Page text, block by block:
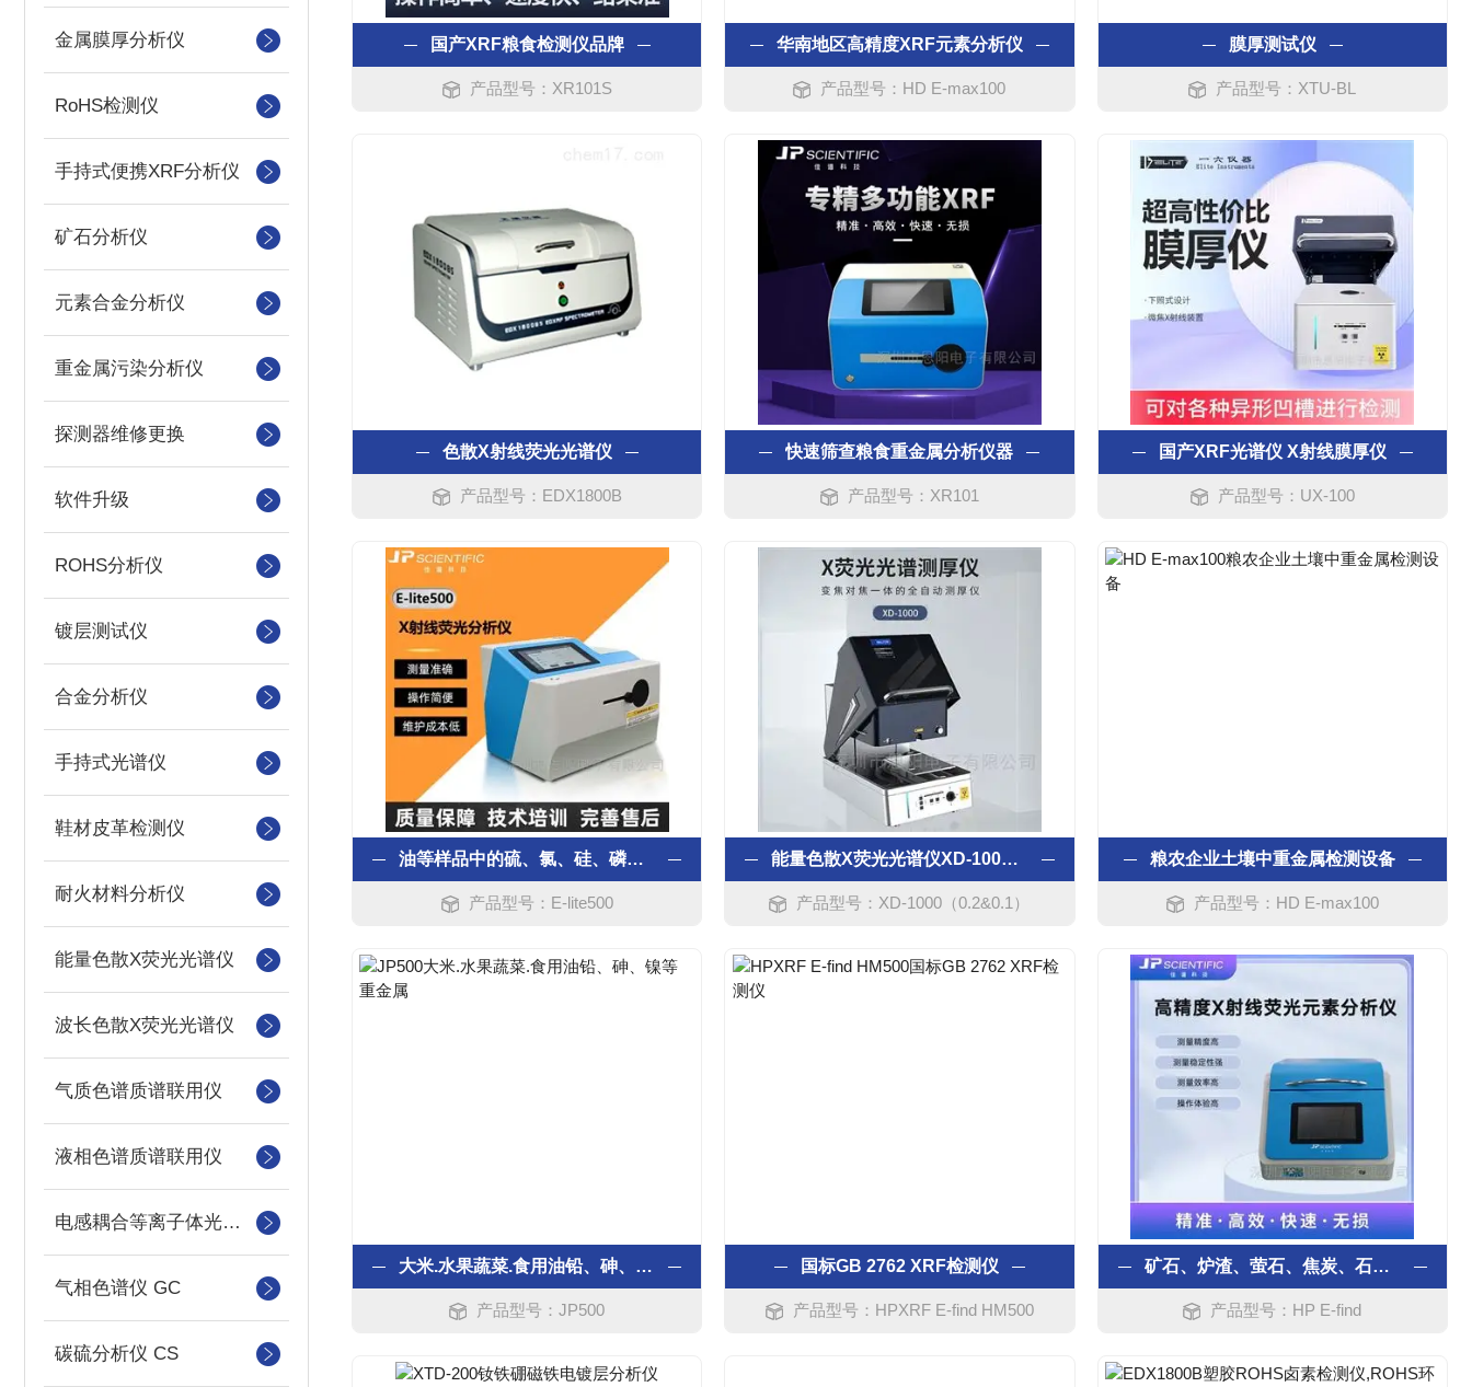
金属膜厚分析仪
RoHS检测仪
手持式便携XRF分析仪
矿石分析仪
元素合金分析仪
重金属污染分析仪
探测器维修更换
软件升级
ROHS分析仪
镀层测试仪
合金分析仪
手持式光谱仪
鞋材皮革检测仪
耐火材料分析仪
能量色散X荧光光谱仪
波长色散X荧光光谱仪
气质色谱质谱联用仪
液相色谱质谱联用仪
电感耦合等离子体光谱仪
气相色谱仪 GC
碳硫分析仪 CS
国产XRF粮食检测仪品牌
产品型号：XR101S
华南地区高精度XRF元素分析仪
产品型号：HD E-max100
膜厚测试仪
产品型号：XTU-BL
色散X射线荧光光谱仪
产品型号：EDX1800B
快速筛查粮食重金属分析仪器
产品型号：XR101
国产XRF光谱仪 X射线膜厚仪
产品型号：UX-100
油等样品中的硫、氯、硅、磷的快速分析
产品型号：E-lite500
能量色散X荧光光谱仪XD-1000全自动膜厚仪
产品型号：XD-1000（0.2&0.1）
粮农企业土壤中重金属检测设备
产品型号：HD E-max100
大米.水果蔬菜.食用油铅、砷、镍等重金属
产品型号：JP500
国标GB 2762 XRF检测仪
产品型号：HPXRF E-find HM500
矿石、炉渣、萤石、焦炭、石灰石元素分析仪
产品型号：HP E-find